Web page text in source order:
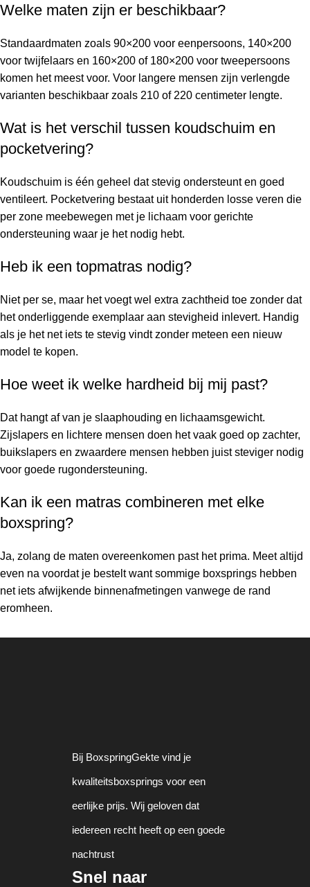
Welke maten zijn er beschikbaar?
Standaardmaten zoals 90×200 voor eenpersoons, 140×200
voor twijfelaars en 160×200 of 180×200 voor tweepersoons
komen het meest voor. Voor langere mensen zijn verlengde
varianten beschikbaar zoals 210 of 220 centimeter lengte.
Wat is het verschil tussen koudschuim en
pocketvering?
Koudschuim is één geheel dat stevig ondersteunt en goed
ventileert. Pocketvering bestaat uit honderden losse veren die
per zone meebewegen met je lichaam voor gerichte
ondersteuning waar je het nodig hebt.
Heb ik een topmatras nodig?
Niet per se, maar het voegt wel extra zachtheid toe zonder dat
het onderliggende exemplaar aan stevigheid inlevert. Handig
als je het net iets te stevig vindt zonder meteen een nieuw
model te kopen.
Hoe weet ik welke hardheid bij mij past?
Dat hangt af van je slaaphouding en lichaamsgewicht.
Zijslapers en lichtere mensen doen het vaak goed op zachter,
buikslapers en zwaardere mensen hebben juist steviger nodig
voor goede rugondersteuning.
Kan ik een matras combineren met elke
boxspring?
Ja, zolang de maten overeenkomen past het prima. Meet altijd
even na voordat je bestelt want sommige boxsprings hebben
net iets afwijkende binnenafmetingen vanwege de rand
eromheen.
Bij BoxspringGekte vind je
kwaliteitsboxsprings voor een
eerlijke prijs. Wij geloven dat
iedereen recht heeft op een goede
nachtrust
Snel naar